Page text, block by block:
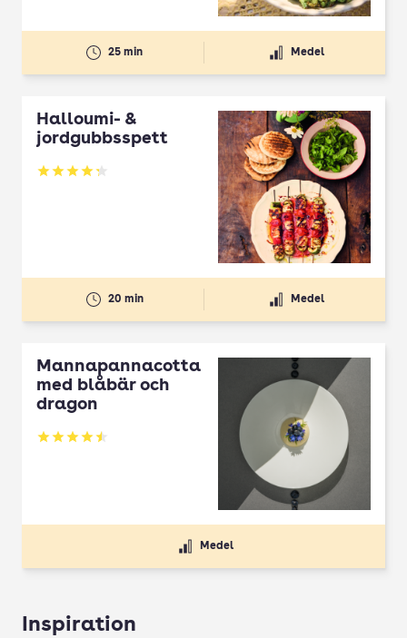
25 min Medel
Halloumi- &
jordgubbsspett
Betyg: 4.3 av 5
20 min Medel
Mannapannacotta
med blåbär och
dragon
Betyg: 4.5 av 5
Medel
Inspiration